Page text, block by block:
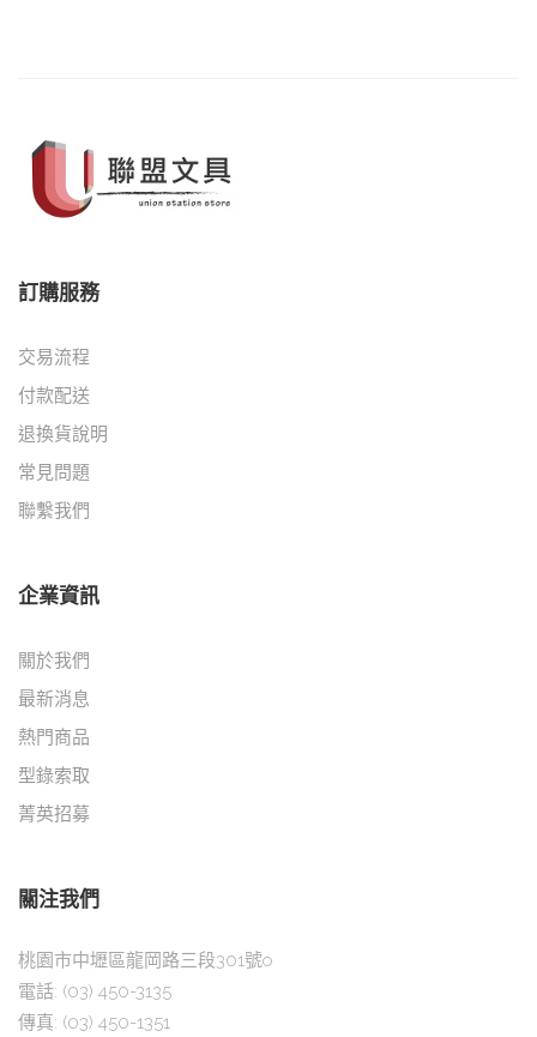
訂購服務
交易流程
付款配送
退換貨說明
常見問題
聯繫我們
企業資訊
關於我們
最新消息
熱門商品
型錄索取
菁英招募
關注我們
桃園市中壢區龍岡路三段301號o
電話: (03) 450-3135
傳真: (03) 450-1351